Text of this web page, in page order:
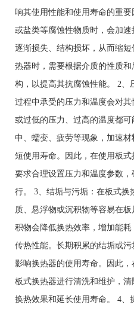
响其使用性能和使用寿命的重
或盐类等腐蚀性物质时，会加
逐渐损失、结构损坏，从而缩
热器时，需要根据介质的性质
构，以提高其抗腐蚀性能。 2
过程中承受的压力和温度会对
或过低的压力、过高的温度都
中、蠕变、疲劳等现象，加速
短使用寿命。因此，在使用板
要求合理设置压力和温度参数
行。 3、结垢与污垢：在板式
质、悬浮物或沉积物等容易在
积物会降低换热效率，增加能
传热性能。长期积累的结垢或污
影响换热器的使用寿命。因此
板式换热器进行清洗和维护，
换热效果和延长使用寿命。 4